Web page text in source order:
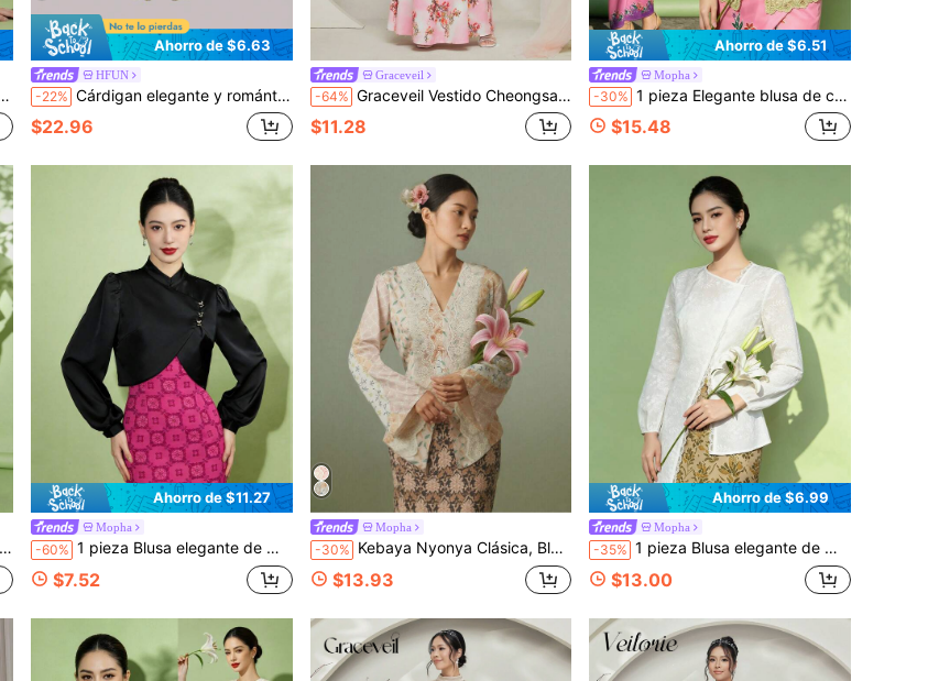
Ahorro de $6.63
HFUN
-22% Cárdigan elegante y romántico con bordado floral y botones para mujer, manga larga, negro, otoño
$22.96
Graceveil
-64% Graceveil Vestido Cheongsam modesto de manga larga con parche de encaje, estilo casual largo
$11.28
Ahorro de $6.51
Mopha
-30% 1 pieza Elegante blusa de cárdigan de manga larga con botones y patchwork para mujer, blusa de cárdigan de manga larga verde
$15.48
Ahorro de $11.27
Mopha
-60% 1 pieza Blusa elegante de manga larga asimétrica/asimétrica para mujer, color negro sólido, primavera/verano
$7.52
Mopha
-30% Kebaya Nyonya Clásica, Blusa de Mujer Malasia con Patrón Floral y Botones Simples
$13.93
Ahorro de $6.99
Mopha
-35% 1 pieza Blusa elegante de manga larga con estampado floral para mujer, primavera/verano, blusa de manga larga blanca
$13.00